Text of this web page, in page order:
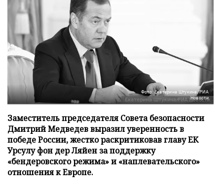
Фото: Екатерина Штукина/РИА
Новости
Заместитель председателя Совета безопасности
Дмитрий Медведев выразил уверенность в
победе России, жестко раскритиковав главу ЕК
Урсулу фон дер Ляйен за поддержку
«бендеровского режима» и «наплевательского»
отношения к Европе.